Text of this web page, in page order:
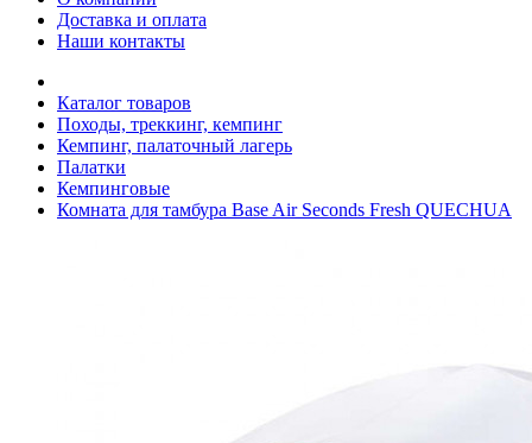
Доставка и оплата
Наши контакты
Каталог товаров
Походы, треккинг, кемпинг
Кемпинг, палаточный лагерь
Палатки
Кемпинговые
Комната для тамбура Base Air Seconds Fresh QUECHUA